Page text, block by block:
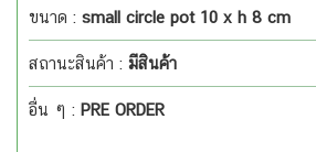
ขนาด : small circle pot 10 x h 8 cm
สถานะสินค้า : มีสินค้า
อื่น ๆ : PRE ORDER